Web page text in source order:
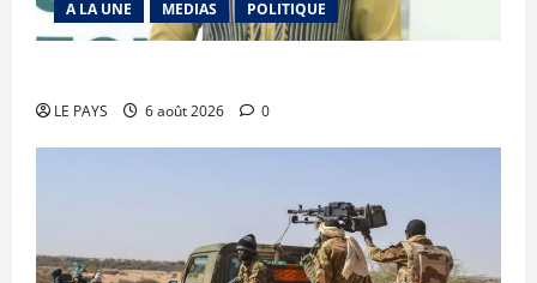
A LA UNE MEDIAS POLITIQUE
LE PAYS 6 août 2026 0